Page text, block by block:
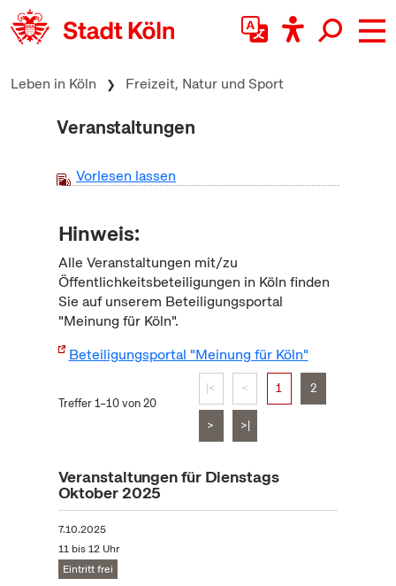
zum Inhalt springen
Leben in Köln Freizeit, Natur und Sport
Veranstaltungen
Vorlesen lassen
Hinweis:
Alle Veranstaltungen mit/zu
Öffentlichkeitsbeteiligungen in Köln finden
Sie auf unserem Beteiligungsportal
"Meinung für Köln".
Beteiligungsportal "Meinung für Köln"
Treffer 1–10 von 20
|< < 1 2
> >|
Veranstaltungen für Dienstags
Oktober 2025
7.10.2025
11 bis 12 Uhr
Eintritt frei